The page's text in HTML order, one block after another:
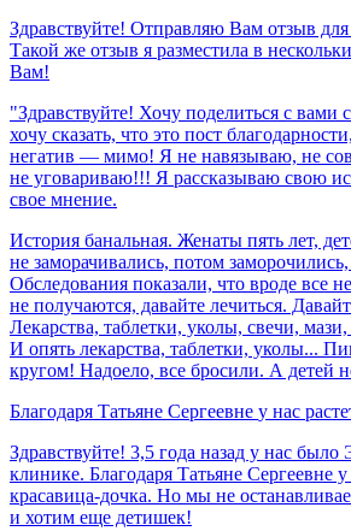
Здравствуйте! Отправляю Вам отзыв
Такой же отзыв я разместила в
Вам!
"Здравствуйте! Хочу поделиться с вами
хочу сказать, что это пост
негатив — мимо! Я не навязываю, не
не уговариваю!!! Я рассказываю свою
свое мнение.
История банальная. Женаты пять лет,
не заморачивались, потом
Обследования показали, что вроде все
не получаются, давайте лечиться.
Лекарства, таблетки, уколы, свечи,
И опять лекарства, таблетки, уколы...
кругом! Надоело, все бросили. А детей
Благодаря Татьяне Сергеевне у нас
Здравствуйте! 3,5 года назад у нас
клинике. Благодаря Татьяне Сергеевне у
красавица-дочка. Но мы не
и хотим еще детишек!